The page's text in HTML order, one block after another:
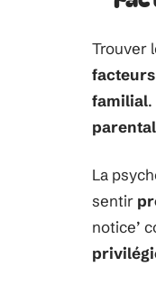
Trouver
facteurs
familial
La
sentir
notice’